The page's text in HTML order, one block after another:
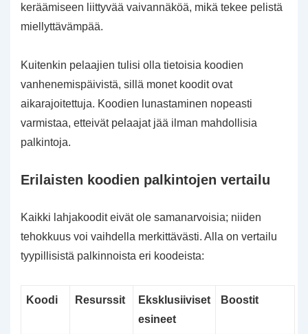
keräämiseen liittyvää vaivannäköä, mikä tekee pelistä
miellyttävämpää.
Kuitenkin pelaajien tulisi olla tietoisia koodien
vanhenemispäivistä, sillä monet koodit ovat
aikarajoitettuja. Koodien lunastaminen nopeasti
varmistaa, etteivät pelaajat jää ilman mahdollisia
palkintoja.
Erilaisten koodien palkintojen vertailu
Kaikki lahjakoodit eivät ole samanarvoisia; niiden
tehokkuus voi vaihdella merkittävästi. Alla on vertailu
tyypillisistä palkinnoista eri koodeista:
Koodi Resurssit
Eksklusiiviset
esineet
Boostit